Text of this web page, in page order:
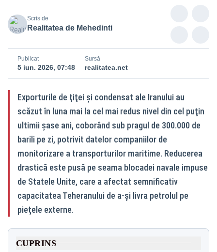
Scris de
Realitatea de Mehedinti
Publicat
5 iun. 2026, 07:48
Sursă
realitatea.net
Exporturile de ţiţei şi condensat ale Iranului au
scăzut în luna mai la cel mai redus nivel din cel puţin
ultimii şase ani, coborând sub pragul de 300.000 de
barili pe zi, potrivit datelor companiilor de
monitorizare a transporturilor maritime. Reducerea
drastică este pusă pe seama blocadei navale impuse
de Statele Unite, care a afectat semnificativ
capacitatea Teheranului de a-şi livra petrolul pe
pieţele externe.
CUPRINS